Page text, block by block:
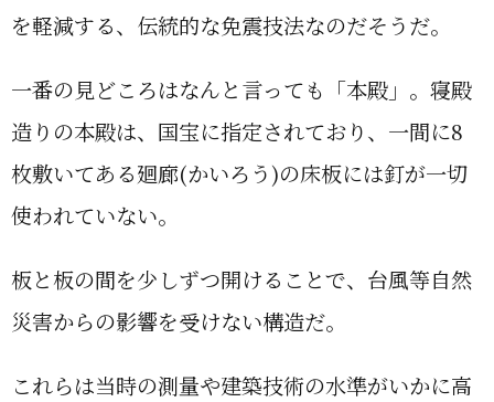
を軽減する、伝統的な免震技法なのだそうだ。
一番の見どころはなんと言っても「本殿」。寝殿
造りの本殿は、国宝に指定されており、一間に8
枚敷いてある廻廊(かいろう)の床板には釘が一切
使われていない。
板と板の間を少しずつ開けることで、台風等自然
災害からの影響を受けない構造だ。
これらは当時の測量や建築技術の水準がいかに高